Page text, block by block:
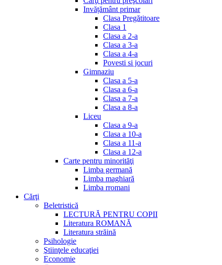
Invățământ primar
Clasa Pregătitoare
Clasa 1
Clasa a 2-a
Clasa a 3-a
Clasa a 4-a
Povesti si jocuri
Gimnaziu
Clasa a 5-a
Clasa a 6-a
Clasa a 7-a
Clasa a 8-a
Liceu
Clasa a 9-a
Clasa a 10-a
Clasa a 11-a
Clasa a 12-a
Carte pentru minorităţi
Limba germană
Limba maghiară
Limba rromani
Cărţi
Beletristică
LECTURĂ PENTRU COPII
Literatura ROMANĂ
Literatura străină
Psihologie
Ştiinţele educaţiei
Economie